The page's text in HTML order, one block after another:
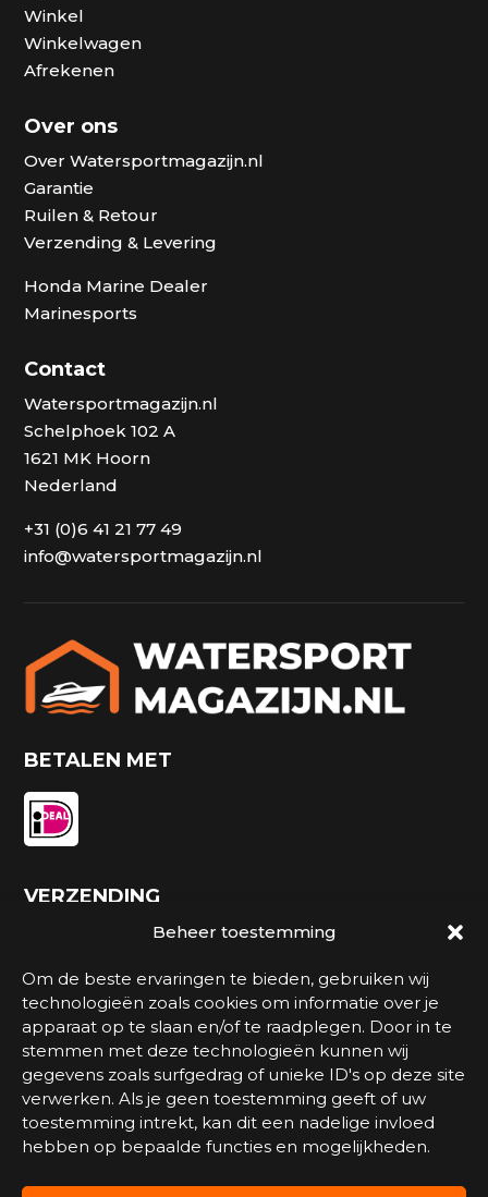
Beheer toestemming
Om de beste ervaringen te bieden, gebruiken wij
technologieën zoals cookies om informatie over je
apparaat op te slaan en/of te raadplegen. Door in te
stemmen met deze technologieën kunnen wij
gegevens zoals surfgedrag of unieke ID's op deze site
verwerken. Als je geen toestemming geeft of uw
toestemming intrekt, kan dit een nadelige invloed
hebben op bepaalde functies en mogelijkheden.
Winkel
Winkelwagen
Afrekenen
Over ons
Over Watersportmagazijn.nl
Garantie
Ruilen & Retour
Verzending & Levering
Honda Marine Dealer
Marinesports
Contact
Watersportmagazijn.nl
Schelphoek 102 A
1621 MK Hoorn
Nederland
+31 (0)6 41 21 77 49
info@watersportmagazijn.nl
BETALEN MET
VERZENDING
Watersportmagazijn.nl is een onderdeel van